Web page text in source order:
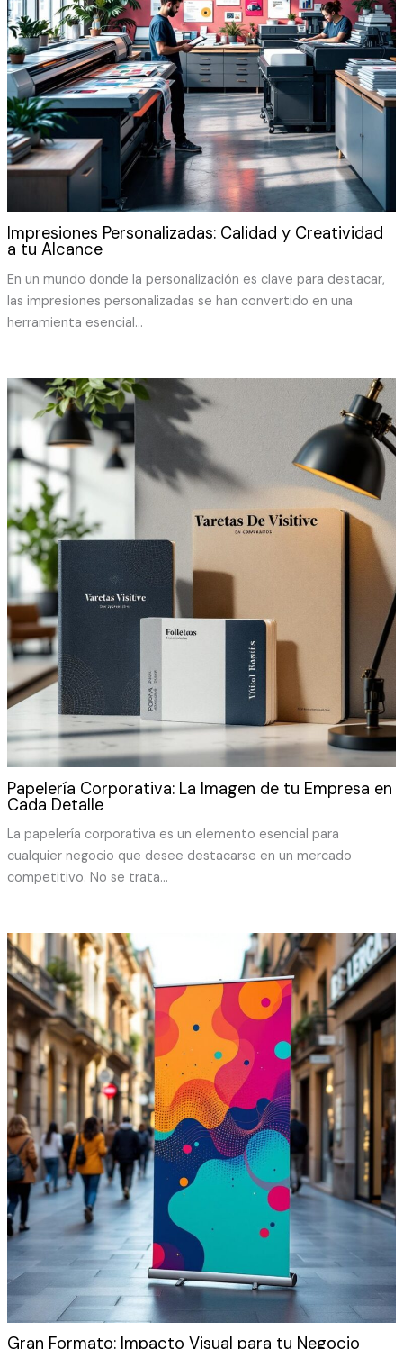
Impresiones Personalizadas: Calidad y Creatividad
a tu Alcance
En un mundo donde la personalización es clave para destacar,
las impresiones personalizadas se han convertido en una
herramienta esencial…
Papelería Corporativa: La Imagen de tu Empresa en
Cada Detalle
La papelería corporativa es un elemento esencial para
cualquier negocio que desee destacarse en un mercado
competitivo. No se trata…
Gran Formato: Impacto Visual para tu Negocio